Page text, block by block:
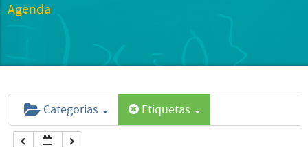
Agenda
Categorías Etiquetas
6:00 am